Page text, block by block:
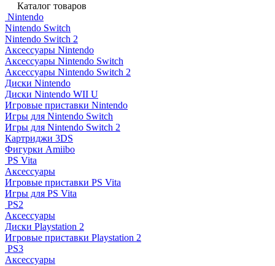
Каталог товаров
Nintendo
Nintendo Switch
Nintendo Switch 2
Аксессуары Nintendo
Аксессуары Nintendo Switch
Аксессуары Nintendo Switch 2
Диски Nintendo
Диски Nintendo WII U
Игровые приставки Nintendo
Игры для Nintendo Switch
Игры для Nintendo Switch 2
Картриджи 3DS
Фигурки Amiibo
PS Vita
Аксессуары
Игровые приставки PS Vita
Игры для PS Vita
PS2
Аксессуары
Диски Playstation 2
Игровые приставки Playstation 2
PS3
Аксессуары